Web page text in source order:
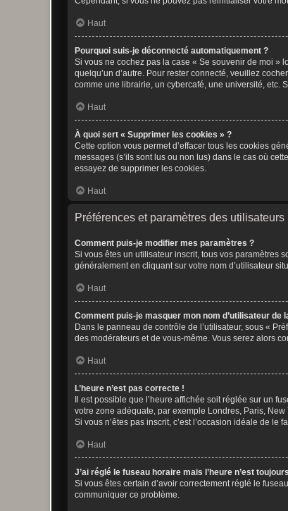
Haut
Pourquoi suis-je déconnecté automatiquement ?
Si vous ne cochez pas la case « Se souvenir de moi »
quelqu’un d’autre. Pour rester connecté, veuillez
comme une librairie, un cybercafé, une université, etc.
Haut
À quoi sert « Supprimer les cookies » ?
Cette option vous permet d’effacer tous les cookies
messages (s’ils sont lus ou non lus) dans le cas où
essayez de supprimer les cookies.
Haut
Préférences et paramètres des utilisateurs
Comment puis-je modifier mes paramètres ?
Si vous êtes un utilisateur inscrit, tous vos paramètres
généralement en cliquant sur votre nom d’utilisateur
Haut
Comment puis-je masquer mon nom d’utilisateur de
Dans le panneau de contrôle de l’utilisateur, sous «
des modérateurs et de vous-même. Vous serez alors
Haut
L’heure n’est pas correcte !
Il est possible que l’heure affichée soit réglée sur un
votre zone adéquate, par exemple Londres, Paris,
Si vous n’êtes pas inscrit, c’est l’occasion idéale de le
Haut
J’ai réglé le fuseau horaire mais l’heure n’est
Si vous êtes certain d’avoir correctement réglé le
communiquer ce problème.